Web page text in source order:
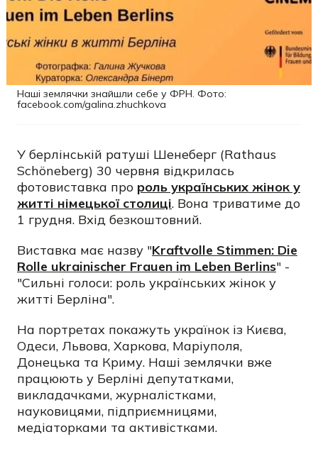
Наші землячки знайшли себе у ФРН. Фото:
facebook.com/galina.zhuchkova
У берлінській ратуші Шенеберг (Rathaus
Schöneberg) 30 червня відкрилась
фотовиставка про роль українських жінок у
житті німецької столиці. Вона триватиме до
1 грудня. Вхід безкоштовний.
Виставка має назву "Kraftvolle Stimmen: Die
Rolle ukrainischer Frauen im Leben Berlins" -
"Сильні голоси: роль українських жінок у
житті Берліна".
На портретах покажуть українок із Києва,
Одеси, Львова, Харкова, Маріуполя,
Донецька та Криму. Наші землячки вже
працюють у Берліні депутатками,
викладачками, журналістками,
науковицями, підприємницями,
медіаторками та активістками.